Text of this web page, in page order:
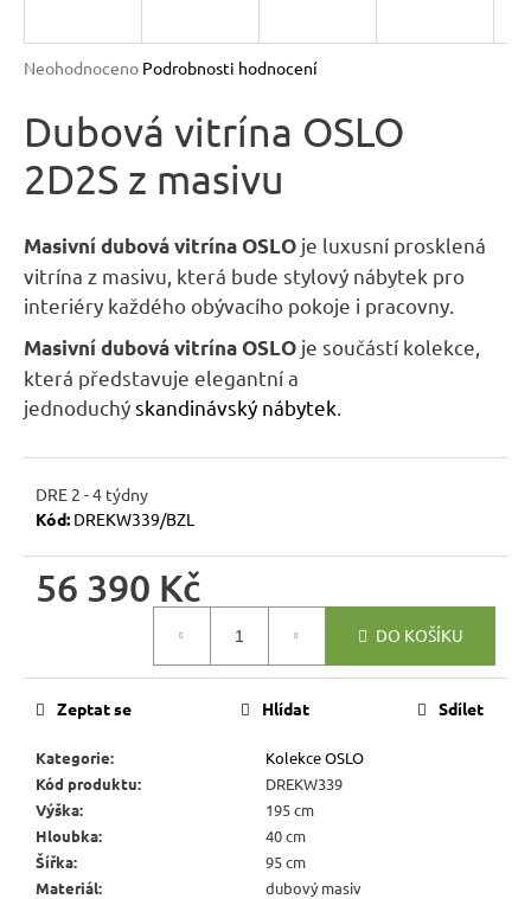
Průměrné
produktu
je
0,0
z
hvězdiček.
Neohodnoceno Podrobnosti hodnocení
Dubová vitrína OSLO
2D2S z masivu
Masivní dubová vitrína OSLO je luxusní prosklená
vitrína z masivu, která bude stylový nábytek pro
interiéry každého obývacího pokoje i pracovny.
Masivní dubová vitrína OSLO je součástí kolekce,
která představuje elegantní a
jednoduchýskandinávský nábytek
DRE 2 - 4 týdny
Kód: DREKW339/BZL
56 390 Kč
DO KOŠÍKU
Kategorie:
Kolekce OSLO
Kód produktu:
DREKW339
Výška:
195 cm
Hloubka:
40 cm
Šířka:
95 cm
Materiál:
dubový masiv
Zeptat se Hlídat Sdílet
a
í
t
?
HLEDAT
D
o
p
o
e
m
JÍDELNÍ
ŽIDLE
MEXICANA
SIL25